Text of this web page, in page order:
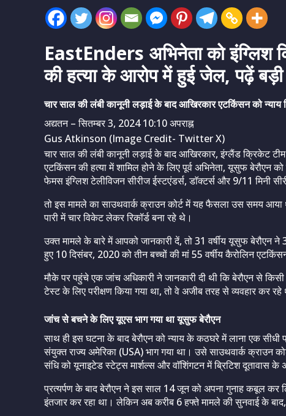
EastEnders अभिनेता को
की हत्या के आरोप में हुई जेल, पढ़ें
चार साल की लंबी कानूनी लड़ाई के बाद आखिरकार एटकिंसन को न्याय
अद्यतन– सितम्बर 3, 2024 10:10 अपराह्न
Gus Atkinson (Image Credit- Twitter X)
चार साल की लंबी कानूनी लड़ाई के बाद आखिरकार, इंग्लैंड क्रिकेट
एटकिंसन की हत्या में शामिल होने के लिए पूर्व अभिनेता, यूसुफ
फेमस इंग्लिश टेलीविजन सीरीज ईस्टएंडर्स, डाॅक्टर्स और 9/11 मिनी
तो इस मामले का साउथवार्क क्राउन कोर्ट में यह फैसला उस समय
पारी में चार विकेट लेकर रिकॉर्ड बना रहे थे।
उक्त मामले के बारे में आपको जानकारी दें, तो 31 वर्षीय यूसुफ बेरौएन ने
हुए 10 दिसंबर, 2020 को तीन बच्चों की मां 55 वर्षीय कैरोलिन
मौके पर पहुंचे एक जांच अधिकारी ने जानकारी दी थी कि बेरौएन से
टेस्ट के लिए परीक्षण किया गया था, तो वे अजीब तरह से व्यवहार कर रहे
जांच से बचने के लिए यूएस भाग गया था यूसुफ बेरौएन
साथ ही इस घटना के बाद बेरौएन को न्याय के कठघरे में लाना एक
संयुक्त राज्य अमेरिका (USA) भाग गया था। उसे साउथवार्क क्राउन
संधि को यूनाइटेड स्टेट्स मार्शल्स और वाॅशिंगटन में ब्रिटिश दूतावास
प्रत्यर्पण के बाद बेरौएन ने इस साल 14 जून को अपना गुनाह कबूल कर
इंतजार कर रहा था। लेकिन अब करीब 6 हफ्ते मामले की सुनवाई के